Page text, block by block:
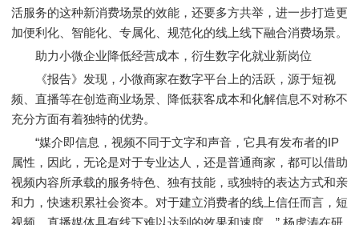
活服务的这种新消费场景的效能，还要多方共举，进一步打造更
加便利化、智能化、专属化、规范化的线上线下融合消费场景。
助力小微企业降低经营成本，衍生数字化就业新岗位
《报告》发现，小微商家在数字平台上的活跃，源于短视
频、直播等在创造商业场景、降低获客成本和化解信息不对称不
充分方面有着独特的优势。
“媒介即信息，视频不同于文字和声音，它具有发布者的IP
属性，因此，无论是对于专业达人，还是普通商家，都可以借助
视频内容所承载的服务特色、独有技能，或独特的表达方式和亲
和力，快速积累社会资本。对于建立消费者的线上信任而言，短
视频、直播媒体具有线下难以达到的效果和速度。” 杨虎涛在研